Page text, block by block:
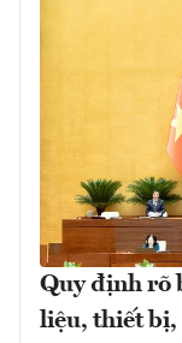
Quy định rõ
liệu, thiết bị,